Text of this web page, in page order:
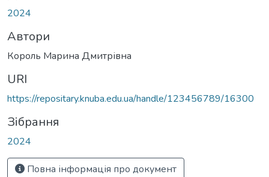
2024
Автори
Король Марина Дмитрівна
URI
https://repositary.knuba.edu.ua/handle/123456789/16300
Зібрання
2024
Повна інформація про документ